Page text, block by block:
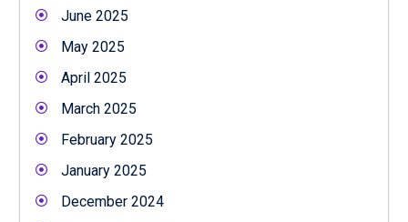
June 2025
May 2025
April 2025
March 2025
February 2025
January 2025
December 2024